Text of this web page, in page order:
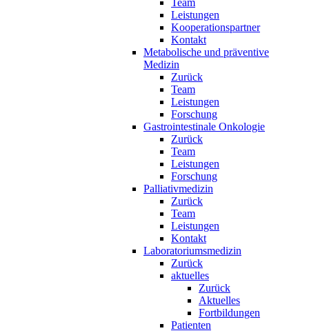
Team
Leistungen
Kooperationspartner
Kontakt
Metabolische und präventive
Medizin
Zurück
Team
Leistungen
Forschung
Gastrointestinale Onkologie
Zurück
Team
Leistungen
Forschung
Palliativmedizin
Zurück
Team
Leistungen
Kontakt
Laboratoriumsmedizin
Zurück
aktuelles
Zurück
Aktuelles
Fortbildungen
Patienten